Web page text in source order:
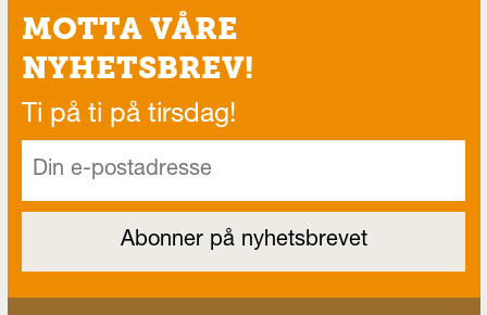
MOTTA VÅRE
NYHETSBREV!
Ti på ti på tirsdag!